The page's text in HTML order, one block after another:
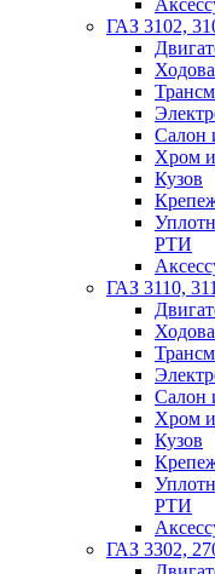
ГАЗ 3102,
Салон
Хром
Кузов
РТИ
ГАЗ 3110,
Салон
Хром
Кузов
РТИ
ГАЗ 3302,